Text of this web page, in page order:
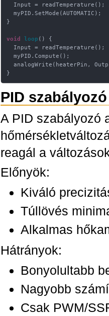
  Input = readTemperature();
  myPID.SetMode(AUTOMATIC);
}
void loop ()
{
  Input = readTemperature();
  myPID.Compute();
analogWrite(heaterPin,
}
PID szabályozó
A PID szabályozó
reagál a
Előnyök:
Kiváló
Túllövés
Alkalmas
Hátrányok:
Bonyolultabb
Nagyobb
Csak PWM/